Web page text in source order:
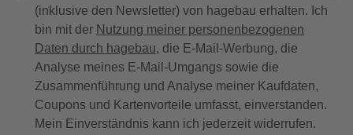
(inklusive den Newsletter) von hagebau erhalten. Ich
bin mit der Nutzung meiner personenbezogenen
Daten durch hagebau, die E-Mail-Werbung, die
Analyse meines E-Mail-Umgangs sowie die
Zusammenführung und Analyse meiner Kaufdaten,
Coupons und Kartenvorteile umfasst, einverstanden.
Mein Einverständnis kann ich jederzeit widerrufen.